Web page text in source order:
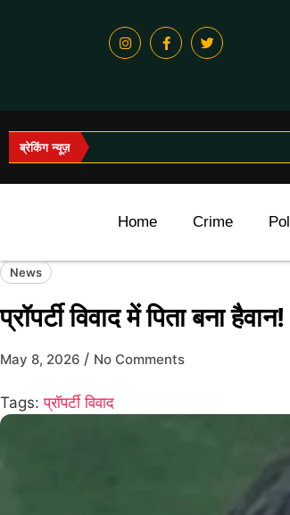
ब्रेकिंग न्यूज़
Home Crime
News
प्रॉपर्टी विवाद में पिता बना
May 8, 2026 / No Comments
Tags:प्रॉपर्टी विवाद